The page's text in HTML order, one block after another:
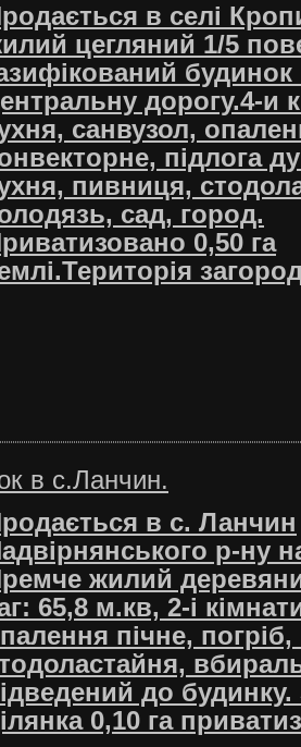
в селі
цегляний 1/5
дорогу.4-и
санвузол,
підлога
пивниця,
сад, город.
0,50 га
в c.Ланчин.
в с. Ланчин
р-ну
жилий
65,8 м.кв, 2-і
пічне,
до
0,10 га